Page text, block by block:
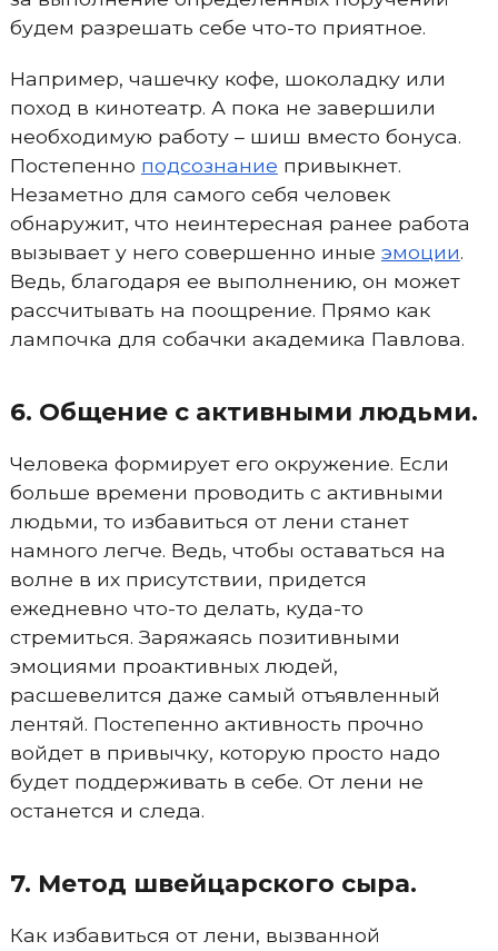
будем разрешать себе что-то приятное.
Например, чашечку кофе, шоколадку или
поход в кинотеатр. А пока не завершили
необходимую работу – шиш вместо бонуса.
Постепенно подсознание привыкнет.
Незаметно для самого себя человек
обнаружит, что неинтересная ранее работа
вызывает у него совершенно иные эмоции.
Ведь, благодаря ее выполнению, он может
рассчитывать на поощрение. Прямо как
лампочка для собачки академика Павлова.
6. Общение с активными людьми.
Человека формирует его окружение. Если
больше времени проводить с активными
людьми, то избавиться от лени станет
намного легче. Ведь, чтобы оставаться на
волне в их присутствии, придется
ежедневно что-то делать, куда-то
стремиться. Заряжаясь позитивными
эмоциями проактивных людей,
расшевелится даже самый отъявленный
лентяй. Постепенно активность прочно
войдет в привычку, которую просто надо
будет поддерживать в себе. От лени не
останется и следа.
7. Метод швейцарского сыра.
Как избавиться от лени, вызванной